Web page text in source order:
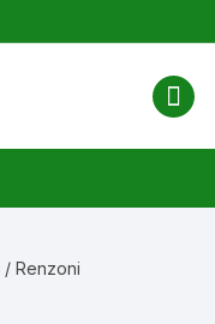
/ Renzoni